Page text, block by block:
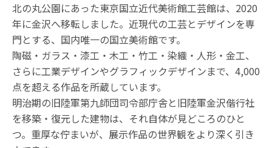
北の丸公園にあった東京国立近代美術館工芸館は、2020
年に金沢へ移転しました。近現代の工芸とデザインを専
門とする、国内唯一の国立美術館です。
陶磁・ガラス・漆工・木工・竹工・染織・人形・金工、
さらに工業デザインやグラフィックデザインまで、4,000
点を超える作品を所蔵しています。
明治期の旧陸軍第九師団司令部庁舎と旧陸軍金沢偕行社
を移築・復元した建物は、それ自体が見どころのひと
つ。重厚な佇まいが、展示作品の世界観をより深く引き